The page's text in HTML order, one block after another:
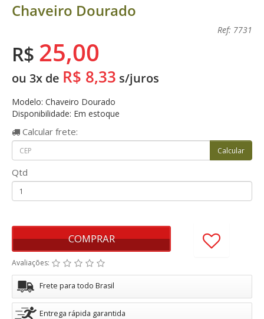
Chaveiro Dourado
Ref: 7731
R$ 25,00
ou 3x de R$ 8,33 s/juros
Modelo: Chaveiro Dourado
Disponibilidade: Em estoque
Calcular frete:
Qtd
COMPRAR
Avaliações:
Frete para todo Brasil
Entrega rápida garantida